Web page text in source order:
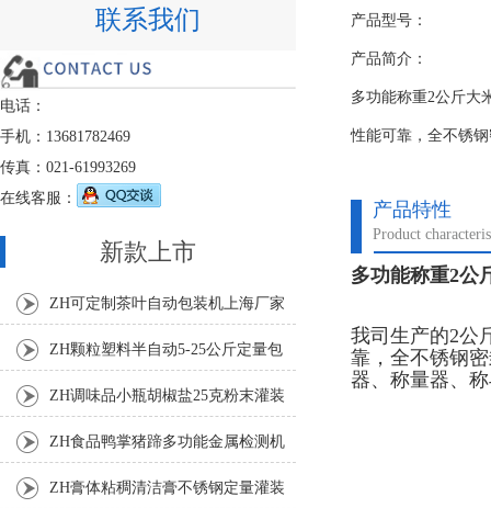
产品型号：
产品简介：
多功能称重2公斤大
性能可靠，全不锈
产品特性
Product
多功能称重2公
我司生产的2公
靠，全不锈钢
器、称量器、
联系我们
电话：
手机：13681782469
传真：021-61993269
在线客服：
新款上市
ZH可定制茶叶自动包装机上海厂家
ZH颗粒塑料半自动5-25公斤定量包
装机 ZH调味品小瓶胡椒盐25克粉末灌装
ZH食品鸭掌猪蹄多功能金属检测机
ZH膏体粘稠清洁膏不锈钢定量灌装